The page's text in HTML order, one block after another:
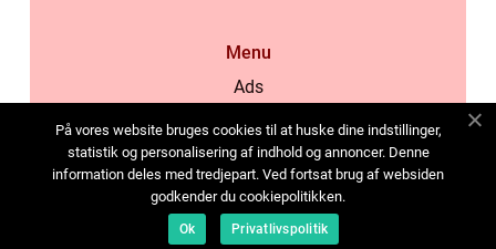
Menu
Ads
Cookies
Contact
Sitemap
På vores website bruges cookies til at huske dine indstillinger,
statistik og personalisering af indhold og annoncer. Denne
information deles med tredjepart. Ved fortsat brug af websiden
godkender du cookiepolitikken.
Ok Privatlivspolitik